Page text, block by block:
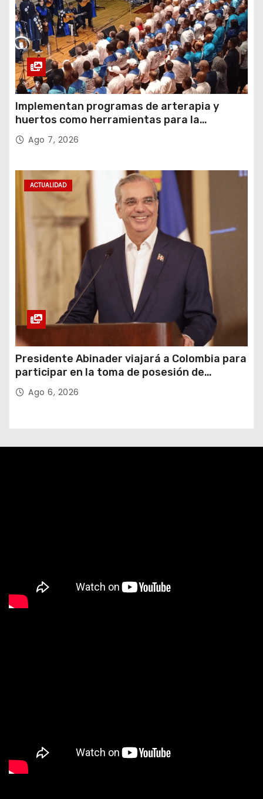
Implementan programas de arterapia y
huertos como herramientas para la
recuperación y la inclusión social
Ago 7, 2026
ACTUALIDAD
Presidente Abinader viajará a Colombia para
participar en la toma de posesión de
Abelardo de la Espriella
Ago 6, 2026